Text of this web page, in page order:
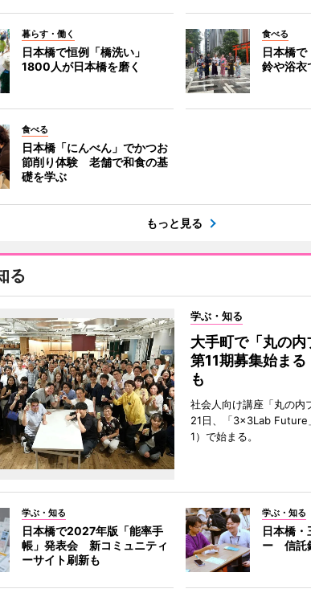
暮らす・働く
日本橋で恒例「橋洗い」
1800人が日本橋を磨く
食べる
日本橋
鈴や浴衣
食べる
日本橋「にんべん」でかつお
節削り体験 老舗で和食の基
礎を学ぶ
もっと見る
る
学ぶ・知る
大手町で「丸の内
第11期募集始ま
も
社会人向け講座「丸の内
21日、「3×3Lab Future
1）で始まる。
学ぶ・知る
日本橋で2027年版「能率手
帳」発表会 新コミュニティ
ーサイト刷新も
学ぶ・知る
日本橋
ー 信託